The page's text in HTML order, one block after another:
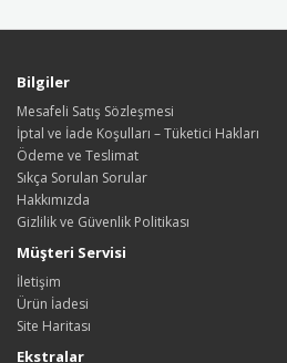
Bilgiler
Mesafeli Satış Sözleşmesi
İptal ve İade Koşulları – Tüketici Hakları
Ödeme ve Teslimat
Sıkça Sorulan Sorular
Hakkımızda
Gizlilik ve Güvenlik Politikası
Müşteri Servisi
İletişim
Ürün İadesi
Site Haritası
Ekstralar